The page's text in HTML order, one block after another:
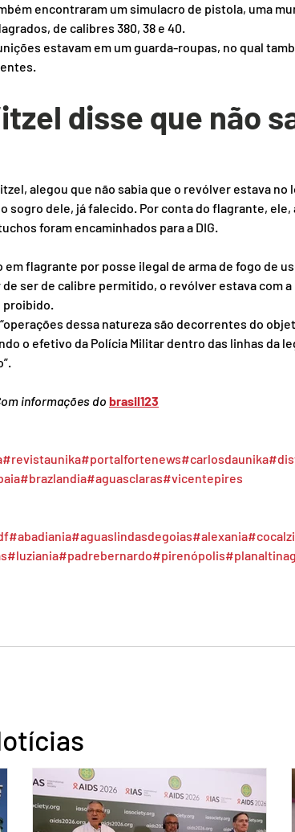
encontraram um simulacro de pistola, uma
de calibres 380, 38 e 40.
estavam em um guarda-roupas, no qual
disse que não
alegou que não sabia que o revólver estava no
sogro dele, já falecido. Por conta do flagrante, ele,
foram encaminhados para a DIG.
em flagrante por posse ilegal de arma de fogo de
ser de calibre permitido, o revólver estava com a
proibido.
dessa natureza são decorrentes do
o efetivo da Polícia Militar dentro das linhas da
informações do brasil123
#revistaunika#portalfortenews#carlosdaunika
#brazlandia#aguasclaras#vicentepires
#abadiania#aguaslindasdegoias#alexania
#luziania#padrebernardo#pirenópolis